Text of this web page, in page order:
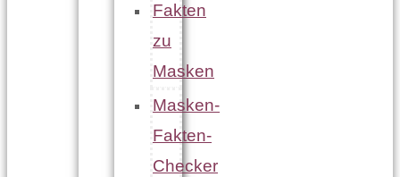
Fakten
zu
Masken
Masken-
Fakten-
Checker